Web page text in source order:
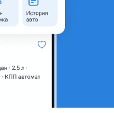
Алматинская